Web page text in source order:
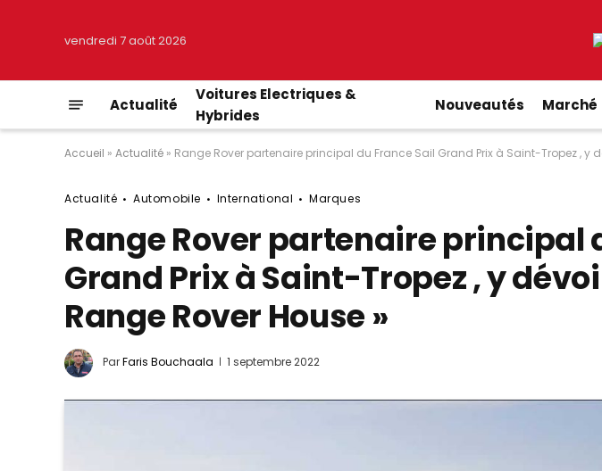
vendredi 7 août 2026
Actualité
Voitures Electriques &
Hybrides
Nouveautés Marché
Accueil » Actualité » Range Rover partenaire principal du France Sail Grand Prix à Saint-Tropez , y
Actualité Automobile International Marques
Range Rover partenaire principal
Grand Prix à Saint-Tropez , y
Range Rover House »
ParFaris Bouchaala 1 septembre 2022